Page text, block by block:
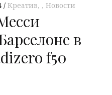
Креатив, Новости
в
f50